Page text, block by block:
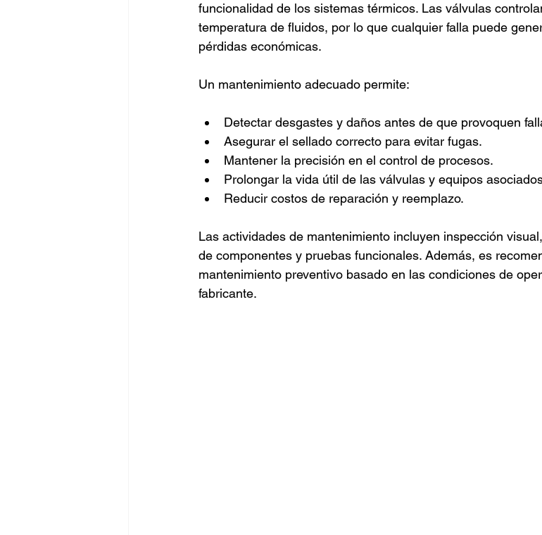
funcionalidad de los sistemas térmicos. Las válvulas
temperatura de fluidos, por lo que cualquier falla puede
pérdidas económicas.
Un mantenimiento adecuado permite:
Detectar desgastes y daños antes de que provoquen
Asegurar el sellado correcto para evitar fugas.
Mantener la precisión en el control de procesos.
Prolongar la vida útil de las válvulas y equipos
Reducir costos de reparación y reemplazo.
Las actividades de mantenimiento incluyen inspección
de componentes y pruebas funcionales. Además, es
mantenimiento preventivo basado en las condiciones de
fabricante.